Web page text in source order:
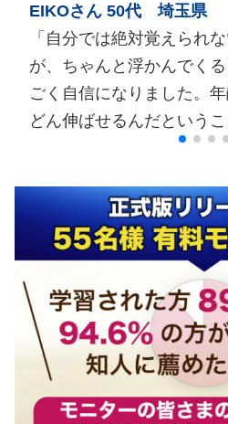
EIKOさん 50代 埼玉県
「自分では絶対覚えられ
が、ちゃんと浮かんでく
ごく自信になりました。
どん伸ばせるんだというこ